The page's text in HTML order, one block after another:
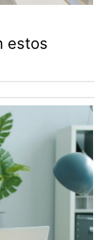
estos